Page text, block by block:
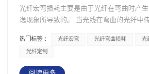
光纤宏弯损耗主要是由于光纤在弯曲时产
逸现象所导致的。 当光线在弯曲的光纤中
出，从而引起光信号的损耗。 此外，光在
过全反射的方式进行的，而在弯曲处，光线
会超过全反射的临界角，从而发生散射现象
热门标签 : 光纤宏弯 光纤弯曲损耗
光
光纤定制